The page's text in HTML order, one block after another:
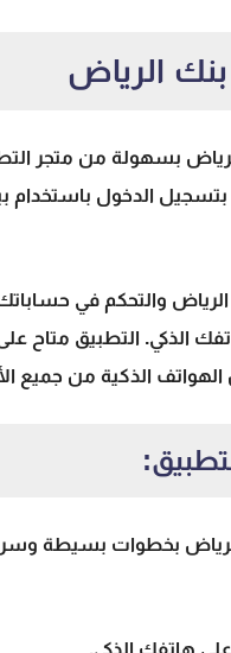
الرياض
بسهولة من متجر
الدخول باستخدام
الرياض والتحكم في
الذكي. التطبيق متاح
الذكية من جميع
بخطوات بسيطة
هاتفك الذكي.